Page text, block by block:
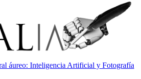
áureo: Inteligencia Artificial y Fotografía